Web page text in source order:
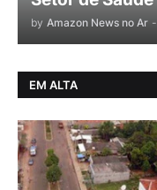
by Amazon News no Ar -
EM ALTA